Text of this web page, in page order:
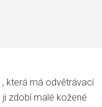
která má odvětrávací
zdobí malé kožené